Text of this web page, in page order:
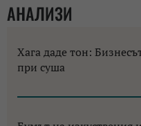
АНАЛИЗИ
Хага даде тон:
при суша